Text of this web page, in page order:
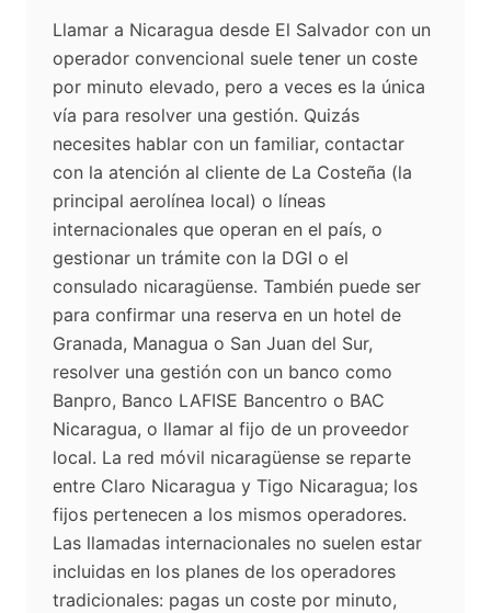
Llamar a Nicaragua desde El Salvador con un
operador convencional suele tener un coste
por minuto elevado, pero a veces es la única
vía para resolver una gestión. Quizás
necesites hablar con un familiar, contactar
con la atención al cliente de La Costeña (la
principal aerolínea local) o líneas
internacionales que operan en el país, o
gestionar un trámite con la DGI o el
consulado nicaragüense. También puede ser
para confirmar una reserva en un hotel de
Granada, Managua o San Juan del Sur,
resolver una gestión con un banco como
Banpro, Banco LAFISE Bancentro o BAC
Nicaragua, o llamar al fijo de un proveedor
local. La red móvil nicaragüense se reparte
entre Claro Nicaragua y Tigo Nicaragua; los
fijos pertenecen a los mismos operadores.
Las llamadas internacionales no suelen estar
incluidas en los planes de los operadores
tradicionales: pagas un coste por minuto,